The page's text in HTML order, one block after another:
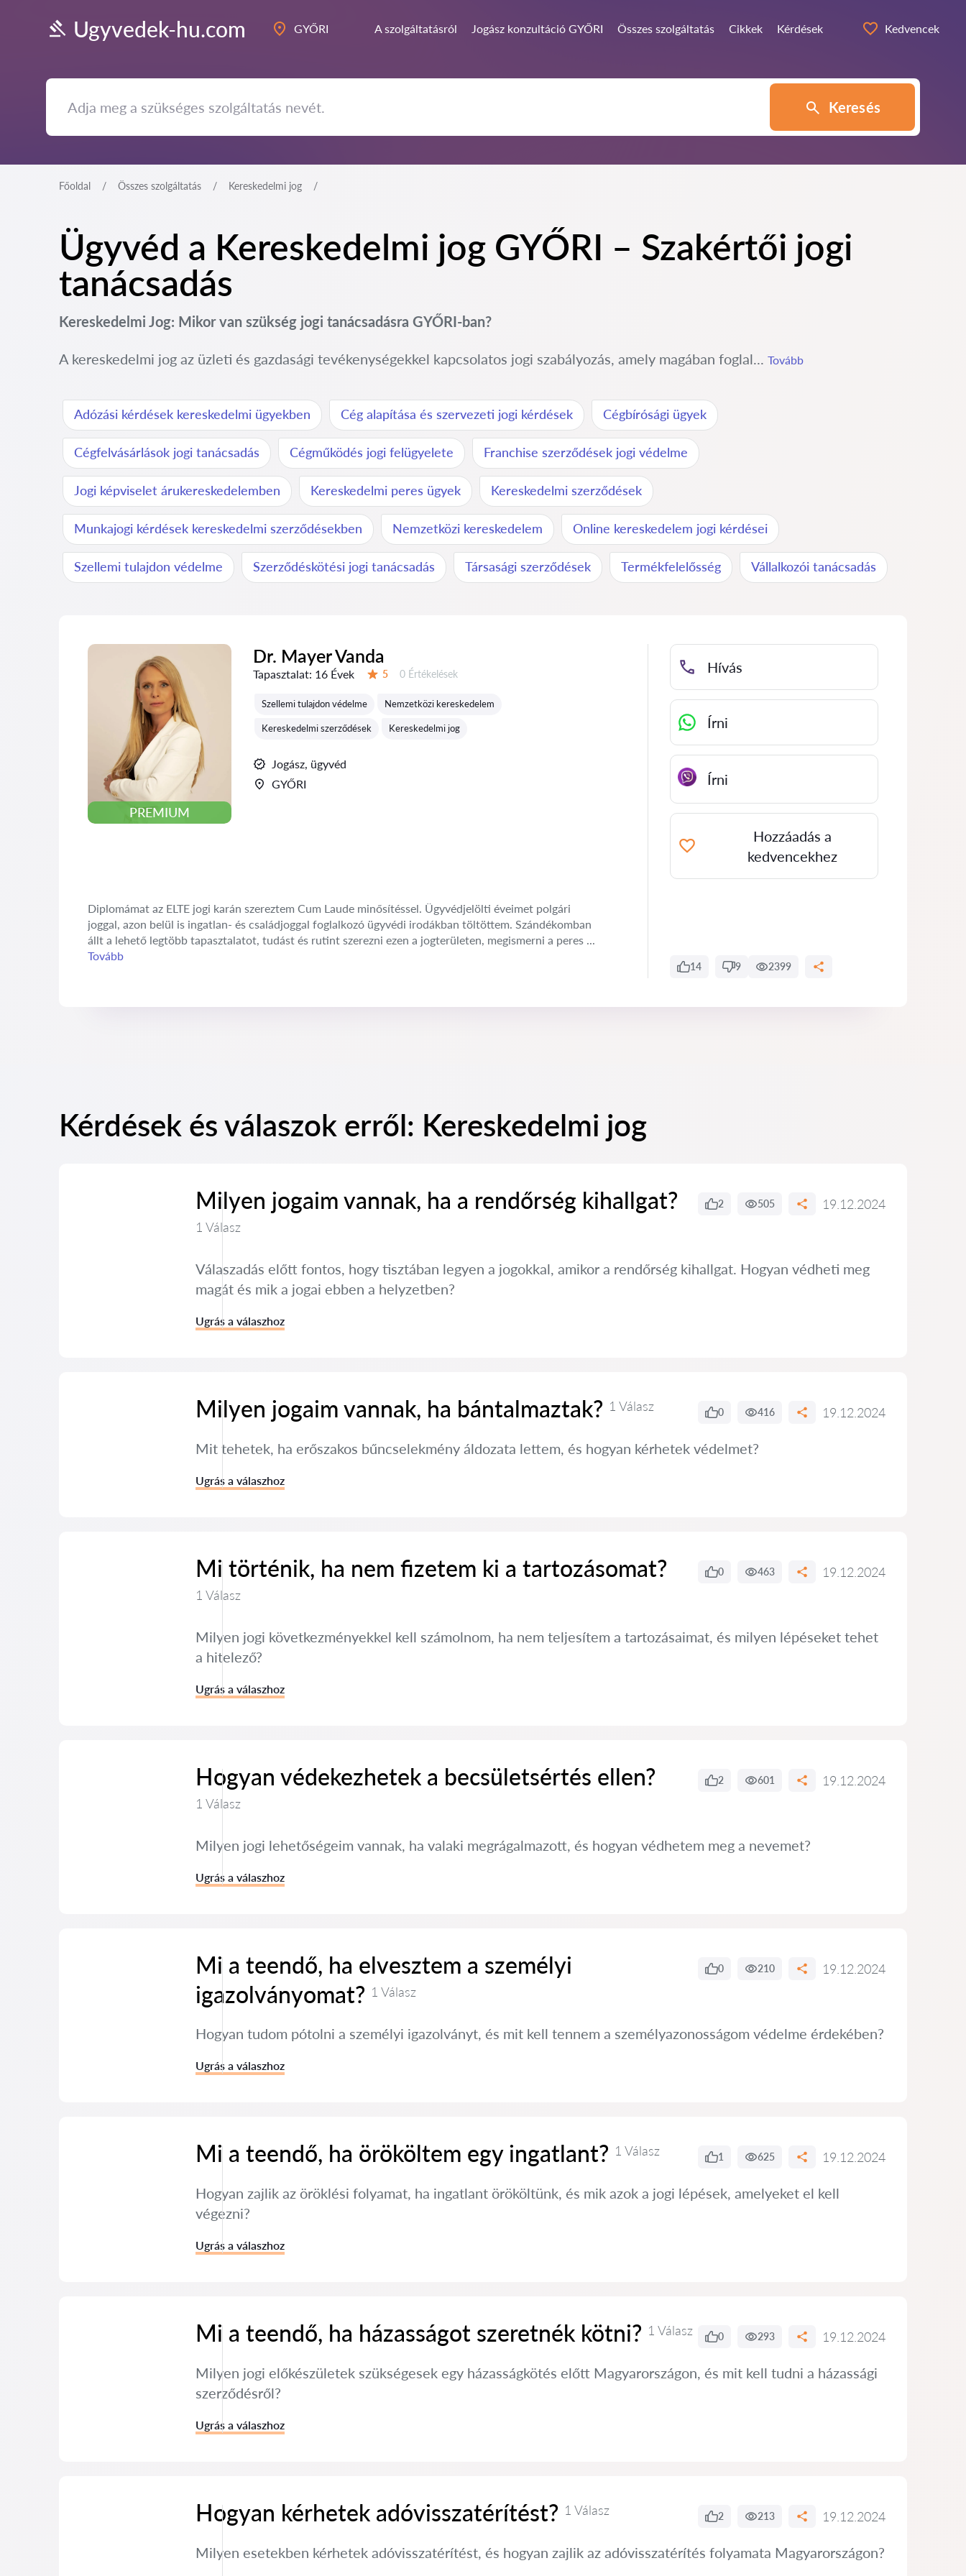
Ugyvedek-hu.com GYŐRI A szolgáltatásról Jogász konzultáció GYŐRI Összes szolgáltatás Cikkek Kérdések Kedvencek
Keresés
Főoldal Összes szolgáltatás Kereskedelmi jog
Ügyvéd a Kereskedelmi jog GYŐRI – Szakértői jogi
tanácsadás
Kereskedelmi Jog: Mikor van szükség jogi tanácsadásra GYŐRI-ban?
A kereskedelmi jog az üzleti és gazdasági tevékenységekkel kapcsolatos jogi szabályozás, amely magában foglal... Tovább
Adózási kérdések kereskedelmi ügyekben Cég alapítása és szervezeti jogi kérdések Cégbírósági ügyek
Cégfelvásárlások jogi tanácsadás Cégműködés jogi felügyelete Franchise szerződések jogi védelme
Jogi képviselet árukereskedelemben Kereskedelmi peres ügyek Kereskedelmi szerződések
Munkajogi kérdések kereskedelmi szerződésekben Nemzetközi kereskedelem Online kereskedelem jogi kérdései
Szellemi tulajdon védelme Szerződéskötési jogi tanácsadás Társasági szerződések Termékfelelősség Vállalkozói tanácsadás
PREMIUM
Dr. Mayer Vanda
Tapasztalat: 16 Évek 5 Értékelések:
0 Értékelések
Szellemi tulajdon védelme Nemzetközi kereskedelem
Kereskedelmi szerződések Kereskedelmi jog
Jogász, ügyvéd
GYŐRI
Diplomámat az ELTE jogi karán szereztem Cum Laude minősítéssel. Ügyvédjelölti éveimet polgári
joggal, azon belül is ingatlan- és családjoggal foglalkozó ügyvédi irodákban töltöttem. Szándékomban
állt a lehető legtöbb tapasztalatot, tudást és rutint szerezni ezen a jogterületen, megismerni a peres ...
Tovább
Hívás
Írni
Írni
Hozzáadás a
kedvencekhez
14 9 2399
Kérdések és válaszok erről: Kereskedelmi jog
Milyen jogaim vannak, ha a rendőrség kihallgat?
1 Válasz
2 505 19.12.2024
Válaszadás előtt fontos, hogy tisztában legyen a jogokkal, amikor a rendőrség kihallgat. Hogyan védheti meg
magát és mik a jogai ebben a helyzetben?
Ugrás a válaszhoz
Milyen jogaim vannak, ha bántalmaztak? 1 Válasz 0 416 19.12.2024
Mit tehetek, ha erőszakos bűncselekmény áldozata lettem, és hogyan kérhetek védelmet?
Ugrás a válaszhoz
Mi történik, ha nem fizetem ki a tartozásomat?
1 Válasz
0 463 19.12.2024
Milyen jogi következményekkel kell számolnom, ha nem teljesítem a tartozásaimat, és milyen lépéseket tehet
a hitelező?
Ugrás a válaszhoz
Hogyan védekezhetek a becsületsértés ellen?
1 Válasz
2 601 19.12.2024
Milyen jogi lehetőségeim vannak, ha valaki megrágalmazott, és hogyan védhetem meg a nevemet?
Ugrás a válaszhoz
Mi a teendő, ha elvesztem a személyi
igazolványomat? 1 Válasz
0 210 19.12.2024
Hogyan tudom pótolni a személyi igazolványt, és mit kell tennem a személyazonosságom védelme érdekében?
Ugrás a válaszhoz
Mi a teendő, ha örököltem egy ingatlant? 1 Válasz 1 625 19.12.2024
Hogyan zajlik az öröklési folyamat, ha ingatlant örököltünk, és mik azok a jogi lépések, amelyeket el kell
végezni?
Ugrás a válaszhoz
Mi a teendő, ha házasságot szeretnék kötni? 1 Válasz 0 293 19.12.2024
Milyen jogi előkészületek szükségesek egy házasságkötés előtt Magyarországon, és mit kell tudni a házassági
szerződésről?
Ugrás a válaszhoz
Hogyan kérhetek adóvisszatérítést? 1 Válasz 2 213 19.12.2024
Milyen esetekben kérhetek adóvisszatérítést, és hogyan zajlik az adóvisszatérítés folyamata Magyarországon?